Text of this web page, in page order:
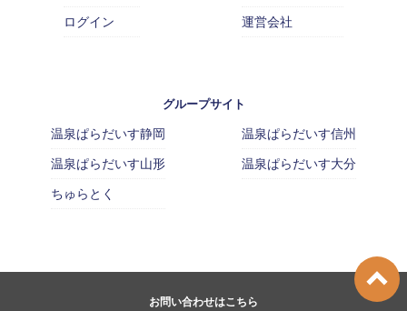
ログイン 運営会社
グループサイト
温泉ぱらだいす静岡
温泉ぱらだいす山形
ちゅらとく
温泉ぱらだいす信州
温泉ぱらだいす大分
お問い合わせはこちら